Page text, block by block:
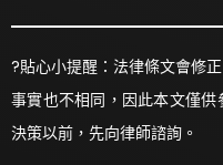
?貼心小提醒：法律條文會修
事實也不相同，因此本文僅
決策以前，先向律師諮詢。